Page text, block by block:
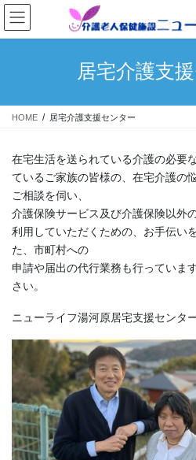
コ
ン
テ
ス
ナ
ビ
ゲ
ン
居宅介護支
HOME 居宅介護支援センター
在宅生活を送られている介護の必要
ているご家族の皆様の、在宅介護の
ご相談を伺い、
介護保険サービス及び介護保険以外
利用していただくための、お手伝い
た、市町村への
申請や届出の代行業務も行っていま
さい。
ニューライフ湯河原居宅支援セン